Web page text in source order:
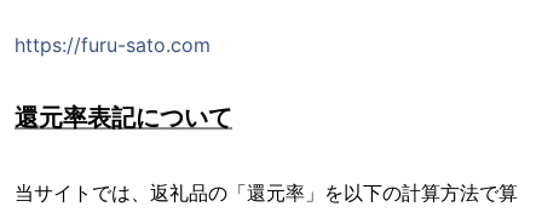
https://furu-sato.com
還元率表記について
当サイトでは、返礼品の「還元率」を以下の計算方法で算